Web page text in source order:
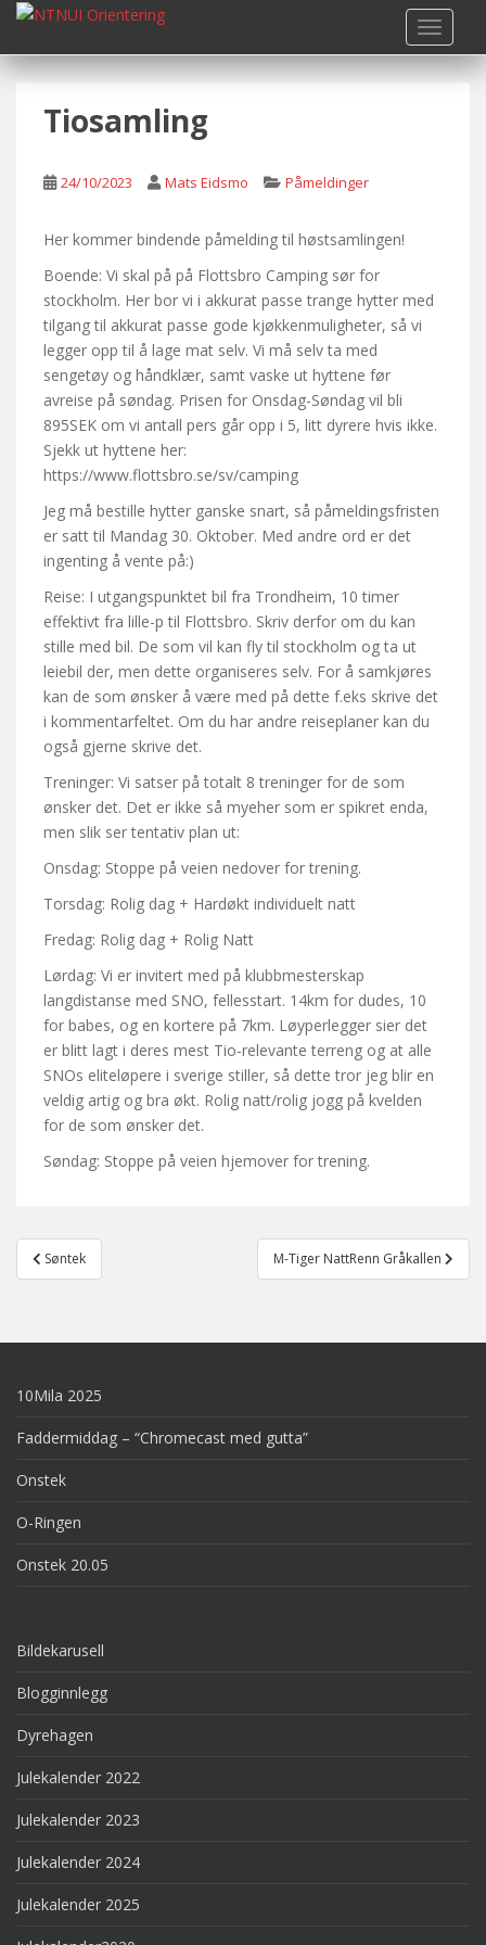
i
Tiosamling
24/10/2023 Mats Eidsmo Påmeldinger
Her kommer bindende påmelding til høstsamlingen!
Boende: Vi skal på på Flottsbro Camping sør for
stockholm. Her bor vi i akkurat passe trange hytter med
tilgang til akkurat passe gode kjøkkenmuligheter, så vi
legger opp til å lage mat selv. Vi må selv ta med
sengetøy og håndklær, samt vaske ut hyttene før
avreise på søndag. Prisen for Onsdag-Søndag vil bli
895SEK om vi antall pers går opp i 5, litt dyrere hvis ikke.
Sjekk ut hyttene her:
https://www.flottsbro.se/sv/camping
Jeg må bestille hytter ganske snart, så påmeldingsfristen
er satt til Mandag 30. Oktober. Med andre ord er det
ingenting å vente på:)
Reise: I utgangspunktet bil fra Trondheim, 10 timer
effektivt fra lille-p til Flottsbro. Skriv derfor om du kan
stille med bil. De som vil kan fly til stockholm og ta ut
leiebil der, men dette organiseres selv. For å samkjøres
kan de som ønsker å være med på dette f.eks skrive det
i kommentarfeltet. Om du har andre reiseplaner kan du
også gjerne skrive det.
Treninger: Vi satser på totalt 8 treninger for de som
ønsker det. Det er ikke så myeher som er spikret enda,
men slik ser tentativ plan ut:
Onsdag: Stoppe på veien nedover for trening.
Torsdag: Rolig dag + Hardøkt individuelt natt
Fredag: Rolig dag + Rolig Natt
Lørdag: Vi er invitert med på klubbmesterskap
langdistanse med SNO, fellesstart. 14km for dudes, 10
for babes, og en kortere på 7km. Løyperlegger sier det
er blitt lagt i deres mest Tio-relevante terreng og at alle
SNOs eliteløpere i sverige stiller, så dette tror jeg blir en
veldig artig og bra økt. Rolig natt/rolig jogg på kvelden
for de som ønsker det.
Søndag: Stoppe på veien hjemover for trening.
Post
navigation
Søntek M-Tiger NattRenn Gråkallen
10Mila 2025
Faddermiddag – “Chromecast med gutta”
Onstek
O-Ringen
Onstek 20.05
Bildekarusell
Blogginnlegg
Dyrehagen
Julekalender 2022
Julekalender 2023
Julekalender 2024
Julekalender 2025